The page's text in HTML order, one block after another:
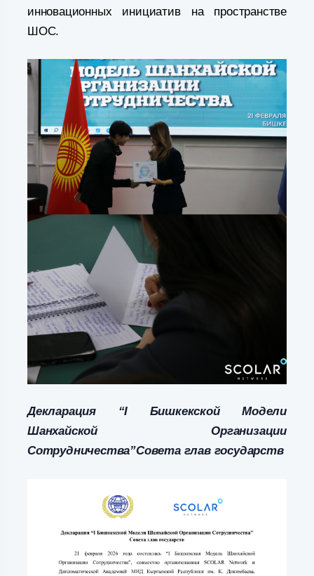
инновационных инициатив на пространстве
ШОС.
Декларация “I Бишкекской Модели
Шанхайской Организации
Сотрудничества”Совета глав государств